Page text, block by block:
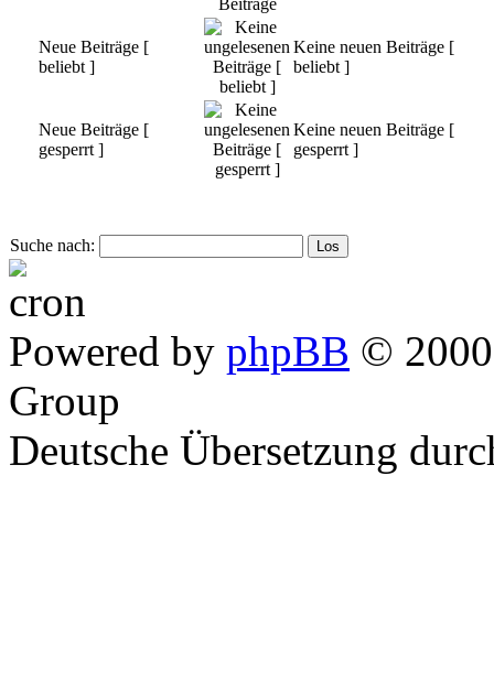
Neue Beiträge [
beliebt ]
Keine neuen Beiträge [
beliebt ]
Neue Beiträge [
gesperrt ]
Keine neuen Beiträge [
gesperrt ]
Suche nach:
Powered by phpBB ©
Group
Deutsche Übersetzung